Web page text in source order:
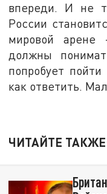
впереди. И не
России
мировой
должны
попробует
как ответить.
ЧИТАЙТЕ